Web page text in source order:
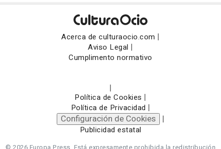
Acerca de culturaocio.com |
Aviso Legal |
Cumplimento normativo
|
Política de Cookies |
Política de Privacidad |
Configuración de Cookies |
Publicidad estatal